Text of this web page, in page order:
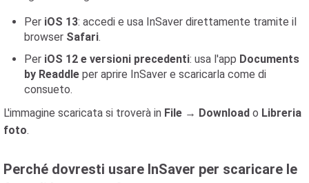
Per iOS 13: accedi e usa InSaver direttamente tramite il
browser Safari.
Per iOS 12 e versioni precedenti: usa l'app Documents
by Readdle per aprire InSaver e scaricarla come di
consueto.
L'immagine scaricata si troverà in File → Download o Libreria
foto.
Perché dovresti usare InSaver per scaricare le